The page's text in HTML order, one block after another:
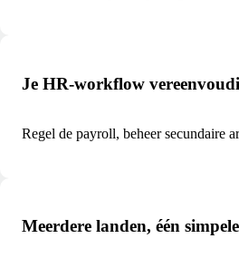
Je HR-workflow
Regel de payroll, beheer secundaire
Meerdere landen, één